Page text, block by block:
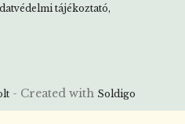
tájékoztató
- Created with Soldigo